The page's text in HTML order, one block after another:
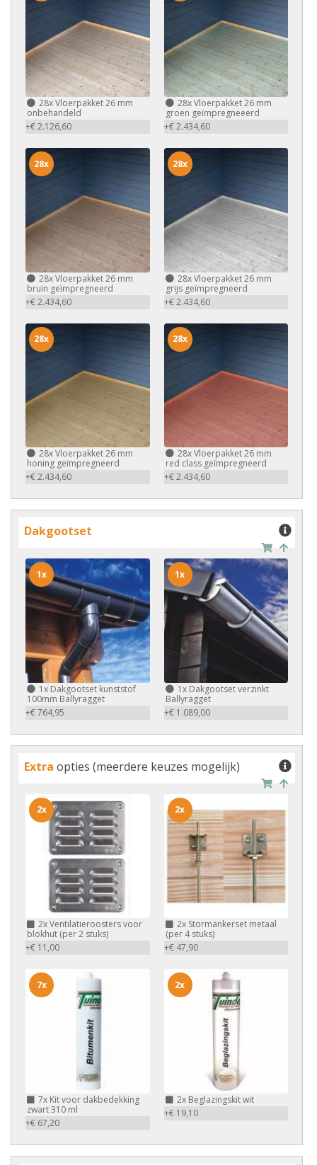
28xVloerpakket 26 mm
onbehandeld
+€ 2.126,60
28xVloerpakket 26 mm
groen geïmpregneeerd
+€ 2.434,60
28xVloerpakket 26 mm
bruin geïmpregneerd
+€ 2.434,60
28x
28xVloerpakket 26 mm
grijs geïmpregneerd
+€ 2.434,60
28x
28xVloerpakket 26 mm
honing geïmpregneerd
+€ 2.434,60
28x
28xVloerpakket 26 mm
red class geïmpregneerd
+€ 2.434,60
28x
Dakgootset
1x Dakgootset kunststof
100mm Ballyragget
+€ 764,95
1x
1xDakgootset verzinkt
Ballyragget
+€ 1.089,00
1x
Extra opties (meerdere keuzes mogelijk)
2xVentilatieroosters voor
blokhut (per 2 stuks)
+€ 11,00
2x
2xStormankerset metaal
(per 4 stuks)
+€ 47,90
2x
7x Kit voor dakbedekking
zwart 310 ml
+€ 67,20
7x
2xBeglazingskit wit
+€ 19,10
2x